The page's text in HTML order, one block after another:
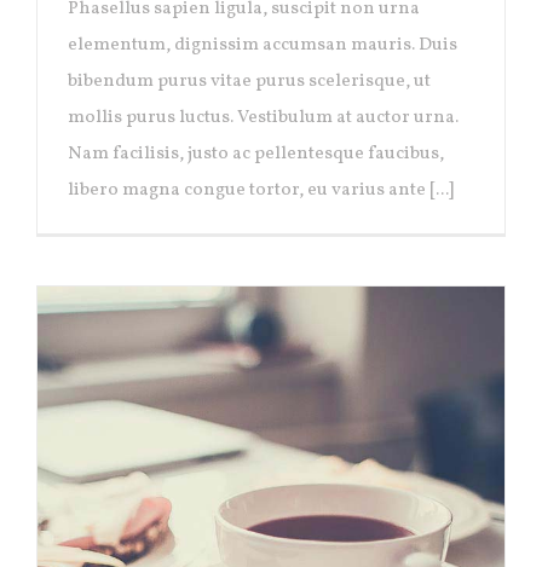
Phasellus sapien ligula, suscipit non urna
elementum, dignissim accumsan mauris. Duis
bibendum purus vitae purus scelerisque, ut
mollis purus luctus. Vestibulum at auctor urna.
Nam facilisis, justo ac pellentesque faucibus,
libero magna congue tortor, eu varius ante [...]